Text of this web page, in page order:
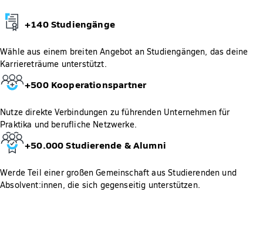
+140 Studiengänge
Wähle aus einem breiten Angebot an Studiengängen, das deine
Karriereträume unterstützt.
+500 Kooperationspartner
Nutze direkte Verbindungen zu führenden Unternehmen für
Praktika und berufliche Netzwerke.
+50.000 Studierende & Alumni​
Werde Teil einer großen Gemeinschaft aus Studierenden und
Absolvent:innen, die sich gegenseitig unterstützen.